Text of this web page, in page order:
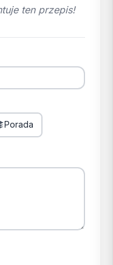
ten przepis!
Porada